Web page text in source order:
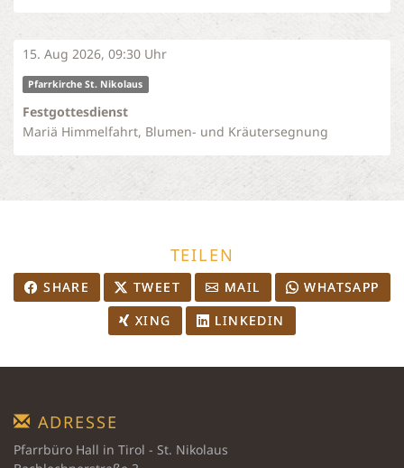
15. Aug 2026, 09:30 Uhr
Pfarrkirche St. Nikolaus
Festgottesdienst
Mariä Himmelfahrt, Blumen- und Kräutersegnung
TEILEN
SHARE TWEET MAIL
WHATSAPP
XING
LINKEDIN
ADRESSE
Pfarrbüro Hall in Tirol - St. Nikolaus